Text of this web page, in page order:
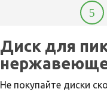
5
2900
Диск для
Не покупайте диски